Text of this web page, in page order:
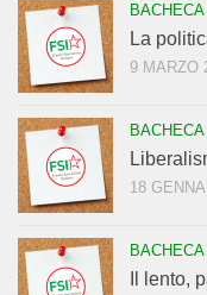
BACHECA
La
9 MARZO
BACHECA
18
BACHECA
Il lento,